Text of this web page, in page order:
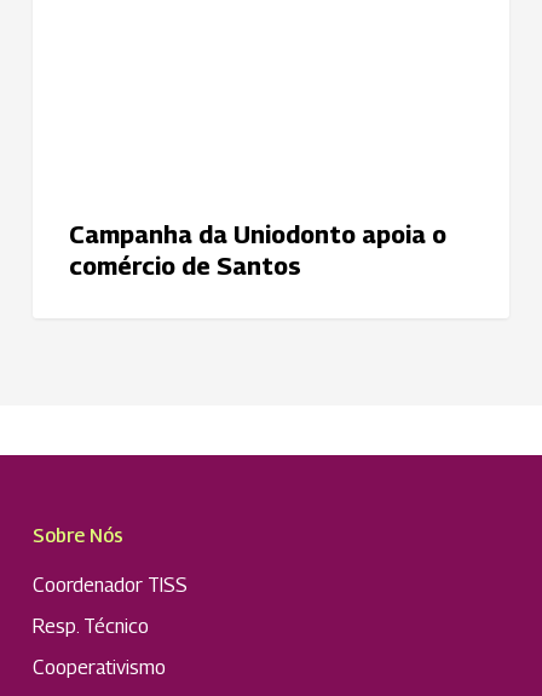
Campanha da Uniodonto apoia o
comércio de Santos
Sobre Nós
Coordenador TISS
Resp. Técnico
Cooperativismo